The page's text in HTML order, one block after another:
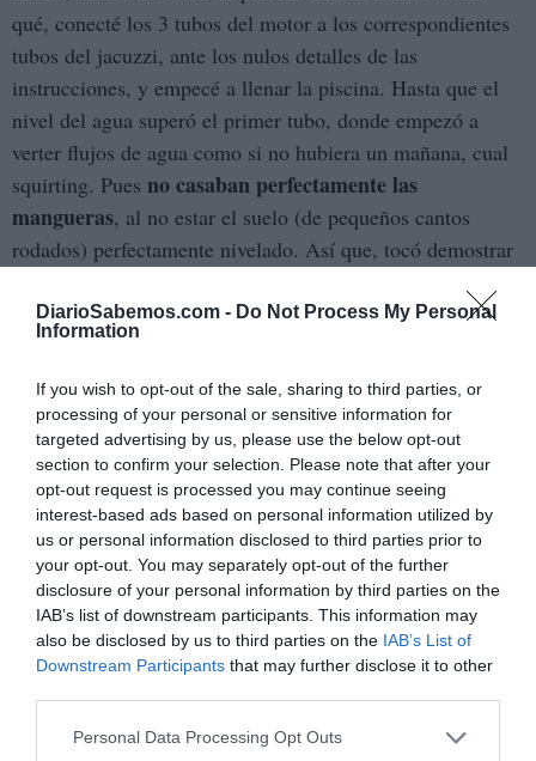
DiarioSabemos.com - Do Not Process My Personal
Information
If you wish to opt-out of the sale, sharing to third parties, or
processing of your personal or sensitive information for
targeted advertising by us, please use the below opt-out
section to confirm your selection. Please note that after your
opt-out request is processed you may continue seeing
interest-based ads based on personal information utilized by
us or personal information disclosed to third parties prior to
your opt-out. You may separately opt-out of the further
disclosure of your personal information by third parties on the
IAB’s list of downstream participants. This information may
also be disclosed by us to third parties on the IAB’s List of
Downstream Participants that may further disclose it to other
Personal Data Processing Opt Outs
qué, conecté los 3 tubos del motor a los correspondientes
tubos del jacuzzi, ante los nulos detalles de las
instrucciones, y empecé a llenar la piscina. Hasta que el
nivel del agua superó el primer tubo, donde empezó a
verter flujos de agua como si no hubiera un mañana, cual
squirting. Pues no casaban perfectamente las
mangueras, al no estar el suelo (de pequeños cantos
rodados) perfectamente nivelado. Así que, tocó demostrar
seguía igual. Al final, cree una especie de preservativo, al
forrar las uniones de los tubos con cinta especial para
mangueras y el invento aguanta.
Llene el jacuzzi, y mi padre dijo que se metía, pero mi
madre, con dos dedos más de frente, dijo que lo veía un
poco inestable, que se esperaba al día siguiente, a que el
jacuzzi cogiera su forma circular y su rigidez.
Desconectar el tubo del aire era una movida, así que tiré
de la bomba de aire manual, como una zambomba, la cual
venía ya con la boquilla adecuada, pero la coña era que no
tenía presión alguna, y las veces que meti la boquilla en el
desastroso, porque así se desinflaba a toda leche el jacuzzi